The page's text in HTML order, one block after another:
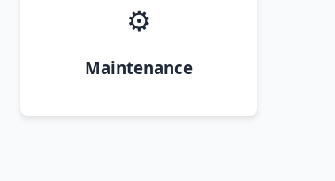
⚙️
Maintenance